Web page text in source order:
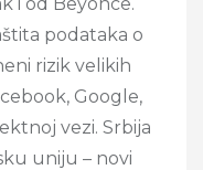
podataka o
rizik velikih
Google,
vezi. Srbija
uniju – novi